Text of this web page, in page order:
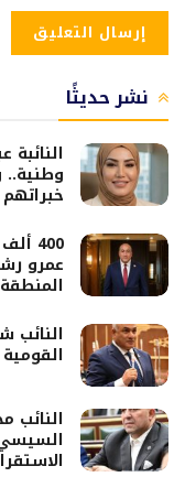
نشر حديثًا
وطنية..
عمرو
النائب
النائب
السيسي